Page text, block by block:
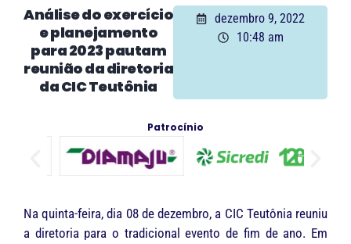
Análise do exercício
e planejamento
para 2023 pautam
reunião da diretoria
da CIC Teutônia
dezembro 9, 2022
10:48 am
Patrocínio
Na quinta-feira, dia 08 de dezembro, a CIC Teutônia reuniu
a diretoria para o tradicional evento de fim de ano. Em